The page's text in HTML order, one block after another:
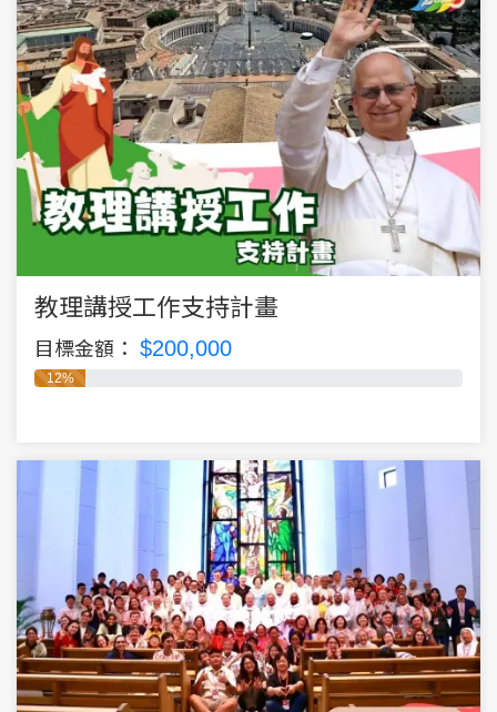
教理講授工作支持計畫
目標金額： $200,000
12%